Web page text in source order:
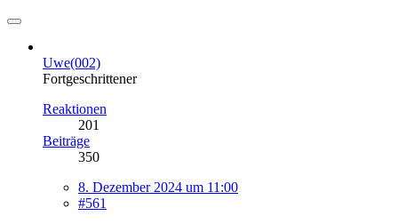
Uwe(002)
Fortgeschrittener
Reaktionen
201
Beiträge
350
8. Dezember 2024 um 11:00
#561